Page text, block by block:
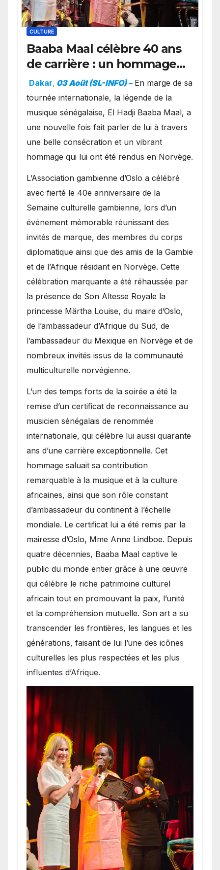
CULTURE
Baaba Maal célèbre 40 ans
de carrière : un hommage
exceptionnel à Oslo en
présence de la famille
royale.
Dakar, 03 Août (SL-INFO) – ​En marge de sa
tournée internationale, la légende de la
musique sénégalaise, El Hadji Baaba Maal, a
une nouvelle fois fait parler de lui à travers
une belle consécration et un vibrant
hommage qui lui ont été rendus en Norvège.
​L’Association gambienne d’Oslo a célébré
avec fierté le 40e anniversaire de la
Semaine culturelle gambienne, lors d’un
événement mémorable réunissant des
invités de marque, des membres du corps
diplomatique ainsi que des amis de la Gambie
et de l’Afrique résidant en Norvège. Cette
célébration marquante a été réhaussée par
la présence de Son Altesse Royale la
princesse Märtha Louise, du maire d’Oslo,
de l’ambassadeur d’Afrique du Sud, de
l’ambassadeur du Mexique en Norvège et de
nombreux invités issus de la communauté
multiculturelle norvégienne.
​L’un des temps forts de la soirée a été la
remise d’un certificat de reconnaissance au
musicien sénégalais de renommée
internationale, qui célèbre lui aussi quarante
ans d’une carrière exceptionnelle. Cet
hommage saluait sa contribution
remarquable à la musique et à la culture
africaines, ainsi que son rôle constant
d’ambassadeur du continent à l’échelle
mondiale. Le certificat lui a été remis par la
mairesse d’Oslo, Mme Anne Lindboe. Depuis
quatre décennies, Baaba Maal captive le
public du monde entier grâce à une œuvre
qui célèbre le riche patrimoine culturel
africain tout en promouvant la paix, l’unité
et la compréhension mutuelle. Son art a su
transcender les frontières, les langues et les
générations, faisant de lui l’une des icônes
culturelles les plus respectées et les plus
influentes d’Afrique.